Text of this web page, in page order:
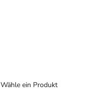
Wähle ein Produkt